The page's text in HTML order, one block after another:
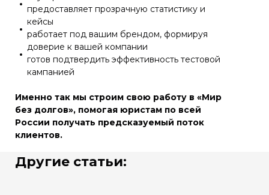
предоставляет прозрачную статистику и
кейсы
работает под вашим брендом, формируя
доверие к вашей компании
готов подтвердить эффективность тестовой
кампанией
Именно так мы строим свою работу в «Мир
без долгов», помогая юристам по всей
России получать предсказуемый поток
клиентов.
Другие статьи: